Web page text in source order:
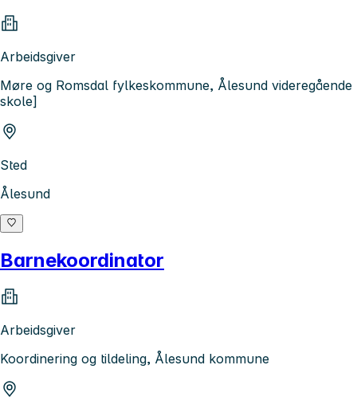
Arbeidsgiver
Møre og Romsdal fylkeskommune, Ålesund videregående
skole]
Sted
Ålesund
Barnekoordinator
Arbeidsgiver
Koordinering og tildeling, Ålesund kommune